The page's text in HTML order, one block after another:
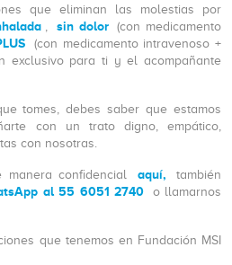
que eliminan las molestias por
, sin dolor
(con medicamento
(con medicamento intravenoso +
exclusivo para ti y el acompañante
tomes, debes saber que estamos
con un trato digno, empático,
con nosotras.
confidencial aquí,
también
al 55 6051 2740
o llamarnos
que tenemos en Fundación MSI